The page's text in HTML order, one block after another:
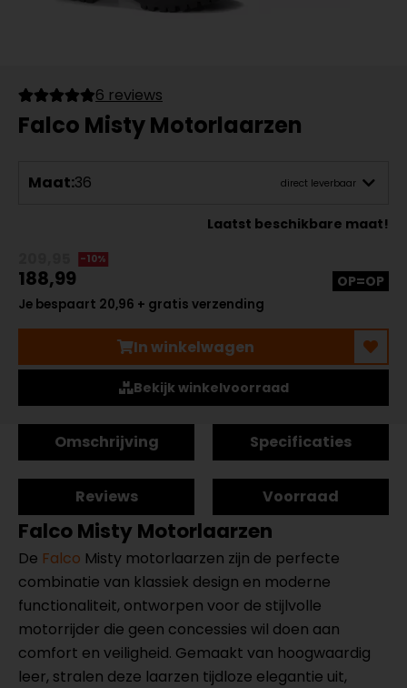
6 reviews
Falco Misty Motorlaarzen
Maat:36 direct leverbaar
Laatst beschikbare maat!
-10%
188,99
Je bespaart 20,96 + gratis verzending
OP=OP
In winkelwagen
Bekijk winkelvoorraad
Omschrijving Specificaties
Reviews Voorraad
Falco Misty Motorlaarzen
De Falco Misty motorlaarzen zijn de perfecte
combinatie van klassiek design en moderne
functionaliteit, ontworpen voor de stijlvolle
motorrijder die geen concessies wil doen aan
comfort en veiligheid. Gemaakt van hoogwaardig
leer, stralen deze laarzen tijdloze elegantie uit,